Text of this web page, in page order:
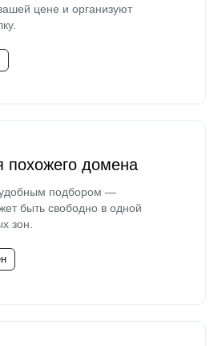
цене и организуют
похожего домена
удобным подбором —
быть свободно в одной
зон.